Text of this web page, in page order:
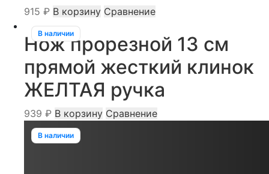
915 ₽ В корзину Сравнение
В наличии
Нож прорезной 13 см
прямой жесткий клинок
ЖЕЛТАЯ ручка
939 ₽ В корзину Сравнение
В наличии